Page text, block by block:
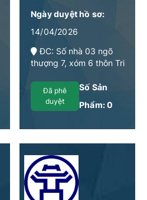
Ngày duyệt hồ sơ:
14/04/2026
ĐC: Số nhà 03 ngõ
thượng 7, xóm 6 thôn Tri
phố Hà Nội
Đã phê
duyệt
Số Sản
Phẩm:0